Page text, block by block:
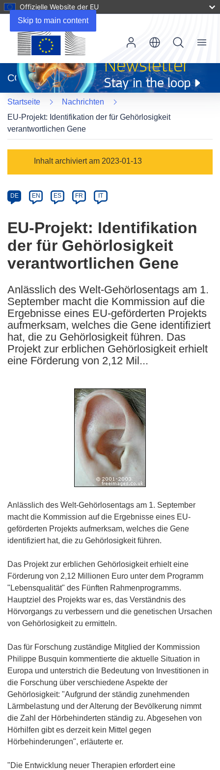
Skip to main content
Offizielle Website der EU
neuem
Fenster)
CORDIS
Menu
Startseite
Nachrichten
EU-Projekt: Identifikation der für Gehörlosigkeit
verantwortlichen Gene
Category
Inhalt archiviert am 2023-01-13
Article
available
the
following
languages:
DE EN ES FR IT
EU-Projekt: Identifikation
der für Gehörlosigkeit
verantwortlichen Gene
Anlässlich des Welt-Gehörlosentags am 1.
September macht die Kommission auf die
Ergebnisse eines EU-geförderten Projekts
aufmerksam, welches die Gene identifiziert
hat, die zu Gehörlosigkeit führen. Das
Projekt zur erblichen Gehörlosigkeit erhielt
eine Förderung von 2,12 Mil...
Anlässlich des Welt-Gehörlosentags am 1. September
macht die Kommission auf die Ergebnisse eines EU-
geförderten Projekts aufmerksam, welches die Gene
identifiziert hat, die zu Gehörlosigkeit führen.
Das Projekt zur erblichen Gehörlosigkeit erhielt eine
Förderung von 2,12 Millionen Euro unter dem Programm
"Lebensqualität" des Fünften Rahmenprogramms.
Hauptziel des Projekts war es, das Verständnis des
Hörvorgangs zu verbessern und die genetischen Ursachen
von Gehörlosigkeit zu ermitteln.
Das für Forschung zuständige Mitglied der Kommission
Philippe Busquin kommentierte die aktuelle Situation in
Europa und unterstrich die Bedeutung von Investitionen in
die Forschung über verschiedene Aspekte der
Gehörlosigkeit: "Aufgrund der ständig zunehmenden
Lärmbelastung und der Alterung der Bevölkerung nimmt
die Zahl der Hörbehinderten ständig zu. Abgesehen von
Hörhilfen gibt es derzeit kein Mittel gegen
Hörbehinderungen", erläuterte er.
"Die Entwicklung neuer Therapien erfordert eine